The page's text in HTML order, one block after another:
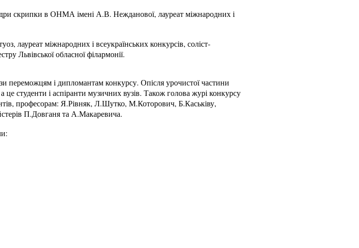
скрипки в ОНМА імені А.В. Нежданової, лауреат міжнародних і
міжнародних і всеукраїнських конкурсів, соліст-
Львівської обласної філармонії.
переможцям і дипломантам конкурсу. Опісля урочистої частини
це студенти і аспіранти музичних вузів. Також голова журі конкурсу
професорам: Я.Рівняк, Л.Шутко, М.Которович, Б.Каськіву,
П.Довганя та А.Макаревича.